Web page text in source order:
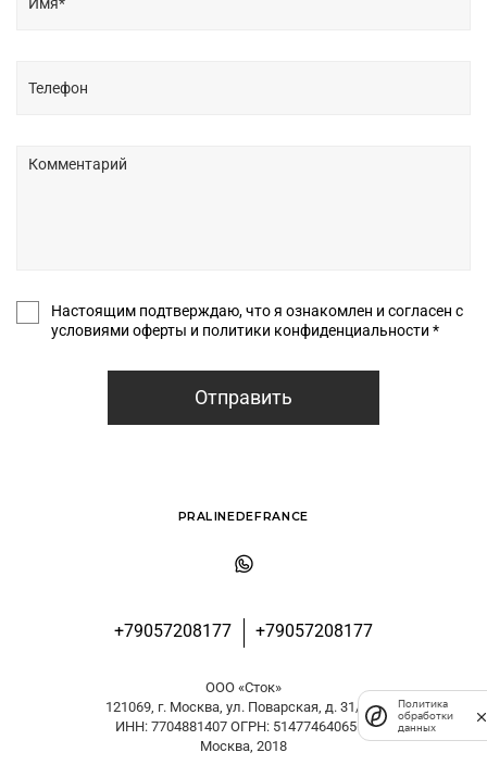
Настоящим подтверждаю, что я ознакомлен и согласен с
условиями оферты и политики конфиденциальности *
Отправить
+79057208177 +79057208177
PRALINEDEFRANCE
ООО «Сток»
121069, г. Москва, ул. Поварская, д. 31/29
ИНН: 7704881407 ОГРН: 5147746406561
Москва, 2018
Политика
обработки
данных